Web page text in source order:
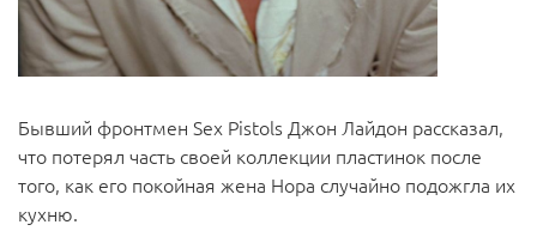
Бывший фронтмен Sex Pistols Джон Лайдон рассказал,
что потерял часть своей коллекции пластинок после
того, как его покойная жена Нора случайно подожгла их
кухню.